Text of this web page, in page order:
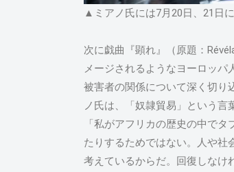
▲ミアノ氏には7月20日、21日
次に戯曲『顕れ』（原題：
メージされるようなヨーロッ
被害者の関係について深く切り
ノ氏は、「奴隷貿易」という言
「私がアフリカの歴史の中で
たりするためではない。人や社
考えているからだ。回復しなけ